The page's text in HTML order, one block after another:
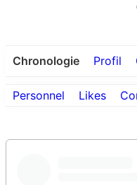
Chronologie Profil
Personnel Likes